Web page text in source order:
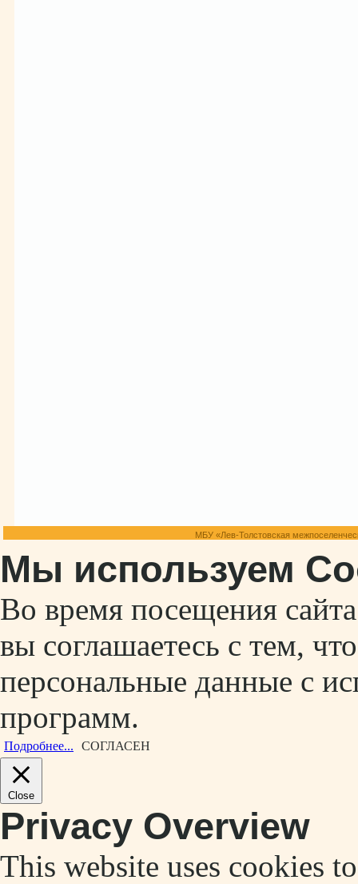
МБУ «Лев-Толстовская
Мы используем
Во время посещения
вы соглашаетесь с тем,
персональные данные с
программ.
Подробнее... СОГЛАСЕН
Close
Privacy Overview
This website uses cookies